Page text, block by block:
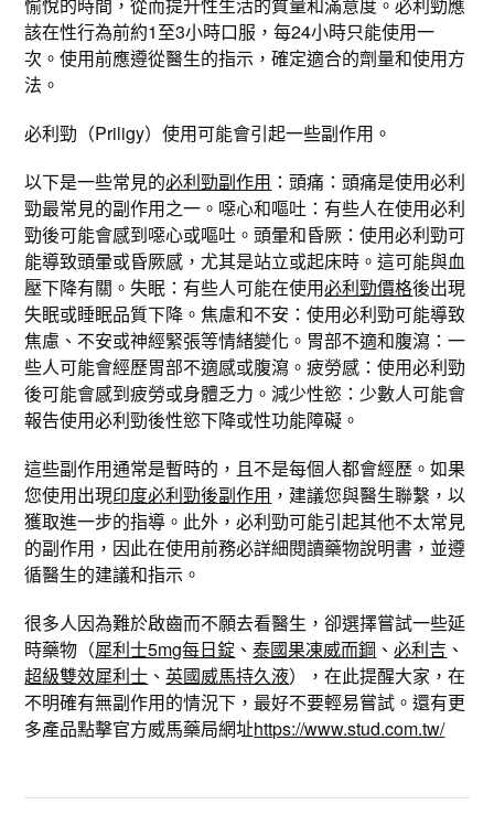
該在性行為前約1至3小時口服，每24小時只能使用一
次。使用前應遵從醫生的指示，確定適合的劑量和使用方
法。
必利勁（Priligy）使用可能會引起一些副作用。
以下是一些常見的必利勁副作用 ：頭痛：頭痛是使用必利
勁最常見的副作用之一。噁心和嘔吐：有些人在使用必利
勁後可能會感到噁心或嘔吐。頭暈和昏厥：使用必利勁可
能導致頭暈或昏厥感，尤其是站立或起床時。這可能與血
壓下降有關。失眠：有些人可能在使用必利勁價格後出現
失眠或睡眠品質下降。焦慮和不安：使用必利勁可能導致
焦慮、不安或神經緊張等情緒變化。胃部不適和腹瀉：一
些人可能會經歷胃部不適感或腹瀉。疲勞感：使用必利勁
後可能會感到疲勞或身體乏力。減少性慾：少數人可能會
報告使用必利勁後性慾下降或性功能障礙。
這些副作用通常是暫時的，且不是每個人都會經歷。如果
您使用出現印度必利勁後副作用 ，建議您與醫生聯繫，以
獲取進一步的指導。此外，必利勁可能引起其他不太常見
的副作用，因此在使用前務必詳細閱讀藥物說明書，並遵
循醫生的建議和指示。
很多人因為難於啟齒而不願去看醫生，卻選擇嘗試一些延
時藥物（犀利士5mg每日錠 、泰國果凍威而鋼 、必利吉 、
超級雙效犀利士 、英國威馬持久液），在此提醒大家，在
不明確有無副作用的情況下，最好不要輕易嘗試。還有更
多產品點擊官方威馬藥局網址https://www.stud.com.tw/